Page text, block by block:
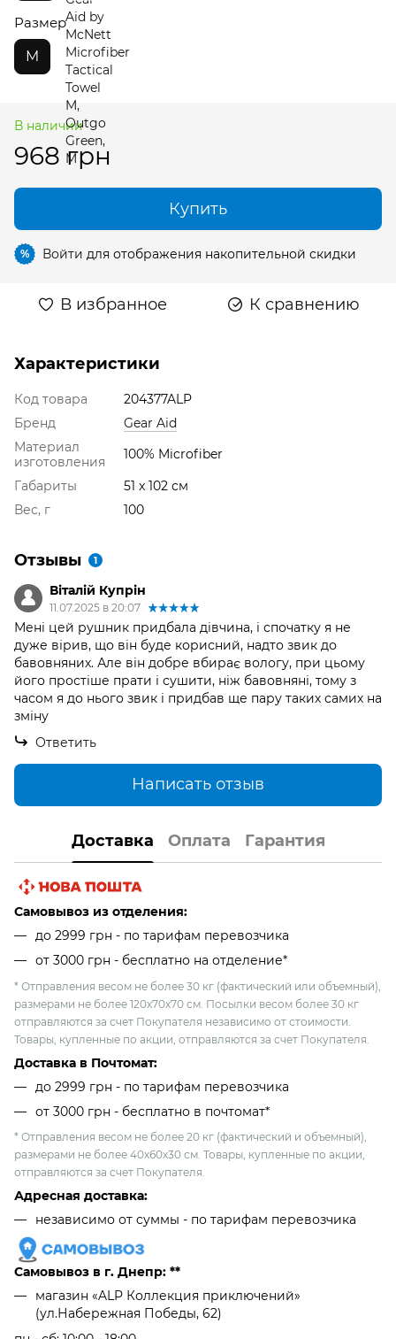
Размер
M
В наличии
968 грн
Купить
% Войти для отображения накопительной скидки
В избранное К сравнению
Характеристики
Код товара
204377ALP
Бренд
Gear Aid
Материал
изготовления
100% Microfiber
Габариты
51 x 102 см
Вес, г
100
Отзывы 1
Віталій Купрін
11.07.2025 в 20:07
Мені цей рушник придбала дівчина, і спочатку я не
дуже вірив, що він буде корисний, надто звик до
бавовняних. Але він добре вбирає вологу, при цьому
його простіше прати і сушити, ніж бавовняні, тому з
часом я до нього звик і придбав ще пару таких самих на
зміну
Ответить
Написать отзыв
Доставка Оплата Гарантия
Самовывоз из отделения:
до 2999 грн - по тарифам перевозчика
от 3000 грн - бесплатно на отделение*
* Отправления весом не более 30 кг (фактический или объемный),
размерами не более 120х70х70 см. Посылки весом более 30 кг
отправляются за счет Покупателя независимо от стоимости.
Товары, купленные по акции, отправляются за счет Покупателя.
Доставка в Почтомат:
до 2999 грн - по тарифам перевозчика
от 3000 грн - бесплатно в почтомат*
* Отправления весом не более 20 кг (фактический и объемный),
размерами не более 40х60х30 см. Товары, купленные по акции,
отправляются за счет Покупателя.
Адресная доставка:
независимо от cуммы - по тарифам перевозчика
Самовывоз в г. Днепр: **
магазин «ALP Коллекция приключений»
(ул.Набережная Победы, 62)